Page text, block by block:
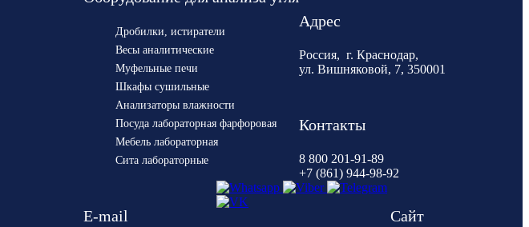
Дробилки, истиратели
Весы аналитические
Муфельные печи
Шкафы сушильные
Анализаторы влажности
Посуда лабораторная фарфоровая
Мебель лабораторная
Сита лабораторные
Адрес
Россия, г. Краснодар,
ул. Вишняковой, 7, 350001
Контакты
8 800 201-91-89
+7 (861) 944-98-92
E-mail Сайт